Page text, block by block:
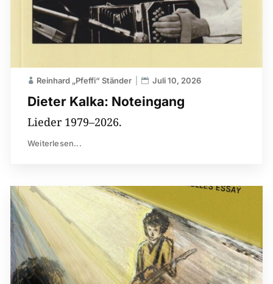
Dieter Kalka: Noteingang
Reinhard „Pfeffi“ Ständer Juli 10, 2026
Lieder 1979–2026.
Weiterlesen...